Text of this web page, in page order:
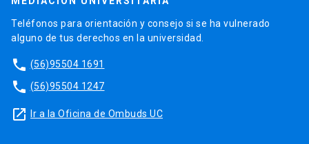
Teléfonos para orientación y consejo si se ha vulnerado
alguno de tus derechos en la universidad.
phone (56)95504 1691
phone (56)95504 1247
launch Ir a la Oficina de Ombuds UC